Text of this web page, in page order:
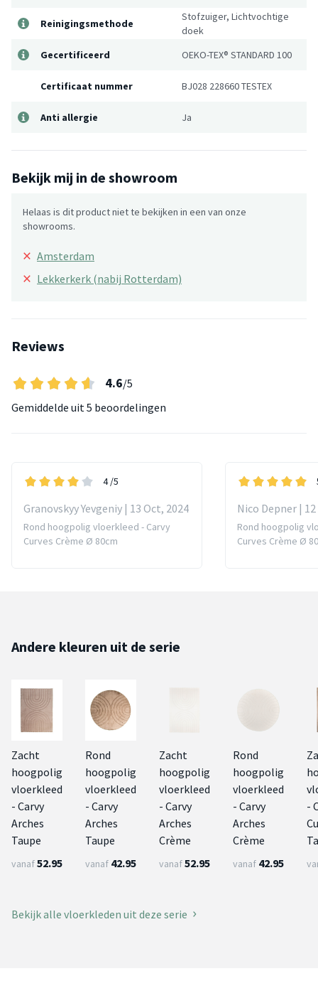
Reinigingsmethode
Stofzuiger, Lichtvochtige
doek
Gecertificeerd
OEKO-TEX® STANDARD 100
Certificaat nummer BJ028 228660 TESTEX
Anti allergie Ja
Bekijk mij in de showroom
Helaas is dit product niet te bekijken in een van onze
showrooms.
× Amsterdam
× Lekkerkerk (nabij Rotterdam)
Reviews
4.6/5
Gemiddelde uit 5 beoordelingen
4 /5
Granovskyy Yevgeniy | 13 Oct, 2024
Rond hoogpolig vloerkleed - Carvy
Curves Crème Ø 80cm
Nico Depner |
Rond hoogpolig
Curves Crème Ø
Andere kleuren uit de serie
Zacht
hoogpolig
vloerkleed
- Carvy
Arches
Taupe
vanaf52.95
Rond
hoogpolig
vloerkleed
- Carvy
Arches
Taupe
vanaf 42.95
Zacht
hoogpolig
vloerkleed
- Carvy
Arches
Crème
vanaf52.95
Rond
hoogpolig
vloerkleed
- Carvy
Arches
Crème
vanaf 42.95
-
Bekijk alle vloerkleden uit deze serie